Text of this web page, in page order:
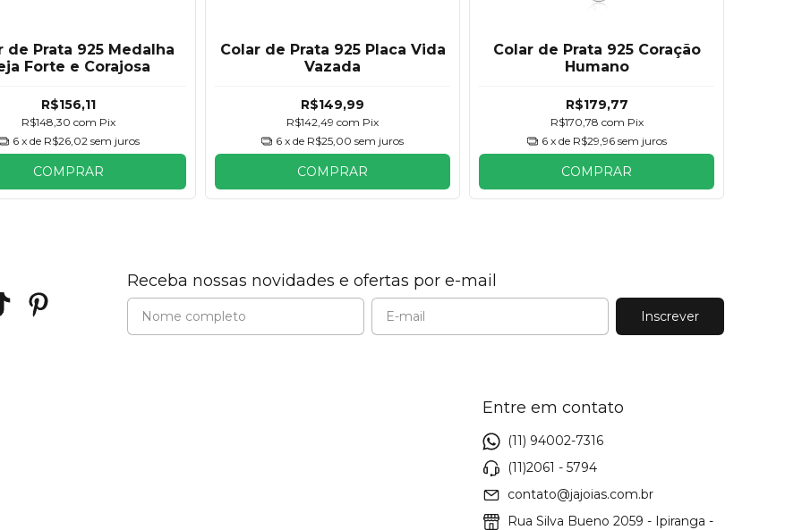
de Prata 925 Medalha
Forte e Corajosa
R$156,11
R$148,30 com Pix
6 x de R$26,02 sem juros
COMPRAR
Colar de Prata 925 Placa Vida
Vazada
R$149,99
R$142,49 com Pix
6 x de R$25,00 sem juros
COMPRAR
Colar de Prata 925 Coração
Humano
R$179,77
R$170,78 com Pix
6 x de R$29,96 sem juros
COMPRAR
Receba nossas novidades e ofertas por e-mail
Entre em contato
(11) 94002-7316
(11)2061 - 5794
contato@jajoias.com.br
Rua Silva Bueno 2059 - Ipiranga -